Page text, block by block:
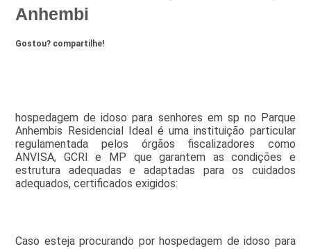
Anhembi
Gostou? compartilhe!
hospedagem de idoso para senhores em sp no Parque
Anhembis Residencial Ideal é uma instituição particular
regulamentada pelos órgãos fiscalizadores como
ANVISA, GCRI e MP que garantem as condições e
estrutura adequadas e adaptadas para os cuidados
adequados, certificados exigidos:
Caso esteja procurando por hospedagem de idoso para